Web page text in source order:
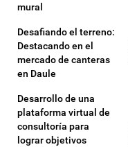
mural
Desafiando el terreno:
Destacando en el
mercado de canteras
en Daule
Desarrollo de una
plataforma virtual de
consultoría para
lograr objetivos